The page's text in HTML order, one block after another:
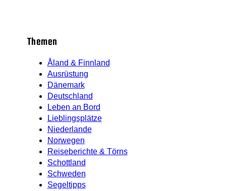
Themen
Åland & Finnland
Ausrüstung
Dänemark
Deutschland
Leben an Bord
Lieblingsplätze
Niederlande
Norwegen
Reiseberichte & Törns
Schottland
Schweden
Segeltipps